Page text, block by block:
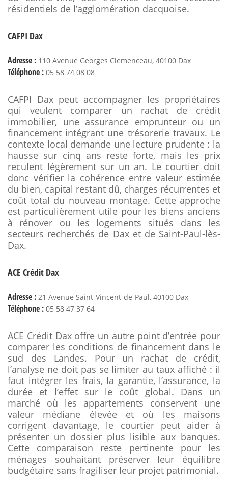
résidentiels de l’agglomération dacquoise.
CAFPI Dax
Adresse : 110 Avenue Georges Clemenceau, 40100 Dax
Téléphone : 05 58 74 08 08
CAFPI Dax peut accompagner les propriétaires
qui veulent comparer un rachat de crédit
immobilier, une assurance emprunteur ou un
financement intégrant une trésorerie travaux. Le
contexte local demande une lecture prudente : la
hausse sur cinq ans reste forte, mais les prix
reculent légèrement sur un an. Le courtier doit
donc vérifier la cohérence entre valeur estimée
du bien, capital restant dû, charges récurrentes et
coût total du nouveau montage. Cette approche
est particulièrement utile pour les biens anciens
à rénover ou les logements situés dans les
secteurs recherchés de Dax et de Saint-Paul-lès-
Dax.
ACE Crédit Dax
Adresse : 21 Avenue Saint-Vincent-de-Paul, 40100 Dax
Téléphone : 05 58 47 37 64
ACE Crédit Dax offre un autre point d’entrée pour
comparer les conditions de financement dans le
sud des Landes. Pour un rachat de crédit,
l’analyse ne doit pas se limiter au taux affiché : il
faut intégrer les frais, la garantie, l’assurance, la
durée et l’effet sur le coût global. Dans un
marché où les appartements conservent une
valeur médiane élevée et où les maisons
corrigent davantage, le courtier peut aider à
présenter un dossier plus lisible aux banques.
Cette comparaison reste pertinente pour les
ménages souhaitant préserver leur équilibre
budgétaire sans fragiliser leur projet patrimonial.